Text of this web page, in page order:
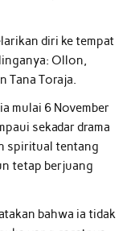
diri ke tempat
Ollon,
Tana Toraja.
mulai 6 November
sekadar drama
spiritual tentang
tetap berjuang
bahwa ia tidak